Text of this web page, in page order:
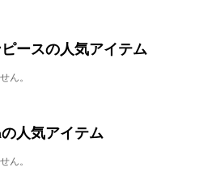
ースの人気アイテム
ん。
人気アイテム
ん。